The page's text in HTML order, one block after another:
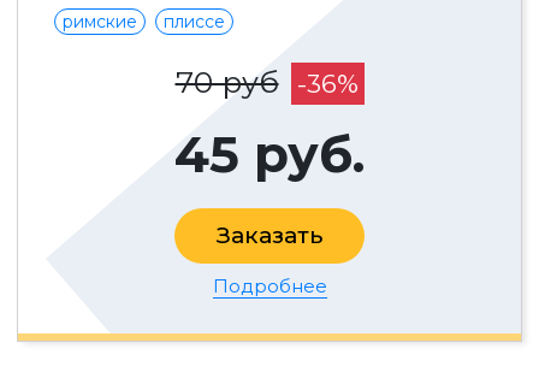
римские
плиссе
70 руб -36%
45 руб.
Заказать
Подробнее